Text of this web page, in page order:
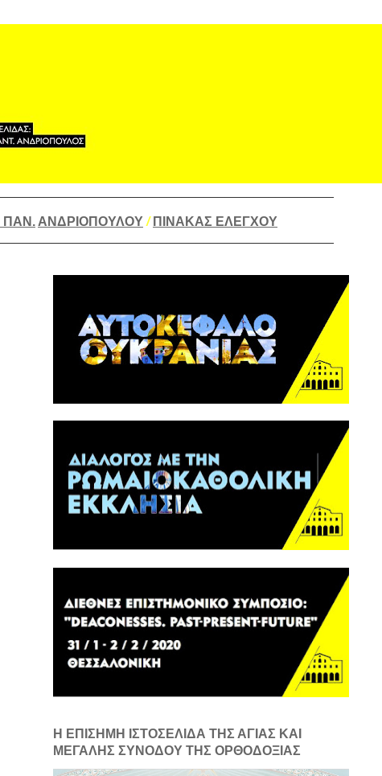
ΠΑΝ. ΑΝΔΡΙΟΠΟΥΛΟΥ /ΠΙΝΑΚΑΣ ΕΛΕΓΧΟΥ
Η ΕΠΙΣΗΜΗ ΙΣΤΟΣΕΛΙΔΑ ΤΗΣ ΑΓΙΑΣ ΚΑΙ
ΜΕΓΑΛΗΣ ΣΥΝΟΔΟΥ ΤΗΣ ΟΡΘΟΔΟΞΙΑΣ